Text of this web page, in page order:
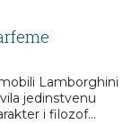
Lamborghini
jedinstvenu
i filozof...